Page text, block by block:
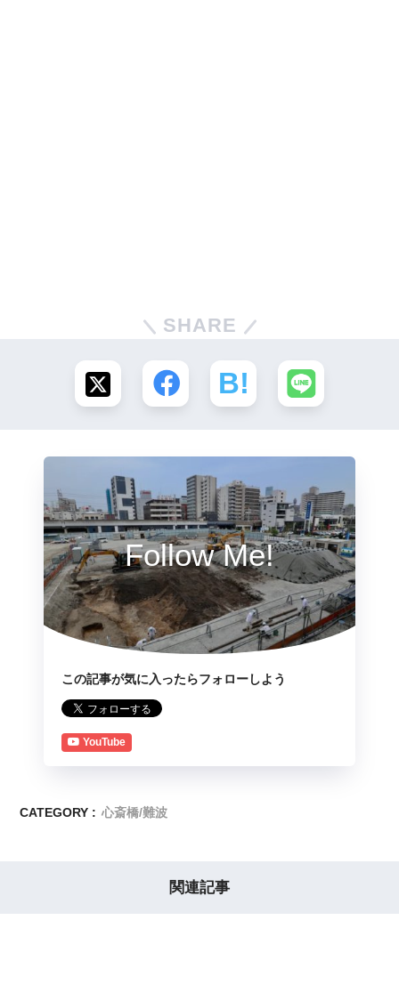
SHARE
Follow Me!
この記事が気に入ったらフォローしよう
YouTube
CATEGORY : 心斎橋/難波
関連記事